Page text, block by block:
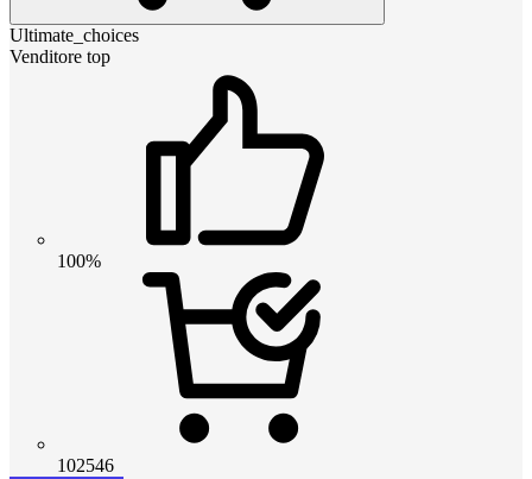
Ultimate_choices
Venditore top
100%
102546